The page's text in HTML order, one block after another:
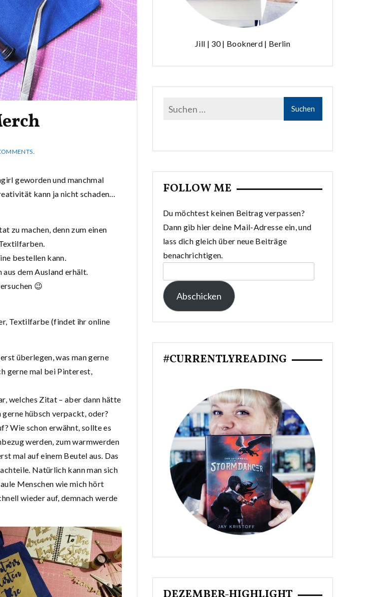
geworden und manchmal
kann ja nicht schaden…
zu machen, denn zum einen
bestellen kann.
dem Ausland erhält.
😉
Textilfarbe (findet ihr online
überlegen, was man gerne
gerne mal bei Pinterest,
welches Zitat – aber dann hätte
gerne hübsch verpackt, oder?
Wie schon erwähnt, sollte es
werden, zum warmwerden
mal auf einem Beutel aus. Das
Natürlich kann man sich
Menschen wie mich hört
wieder auf, demnach werde
Jill | 30 | Booknerd | Berlin
FOLLOW ME
Du möchtest keinen Beitrag verpassen?
Dann gib hier deine Mail-Adresse ein, und
lass dich gleich über neue Beiträge
benachrichtigen.
Mail-
Adresse:
Abschicken
#CURRENTLYREADING